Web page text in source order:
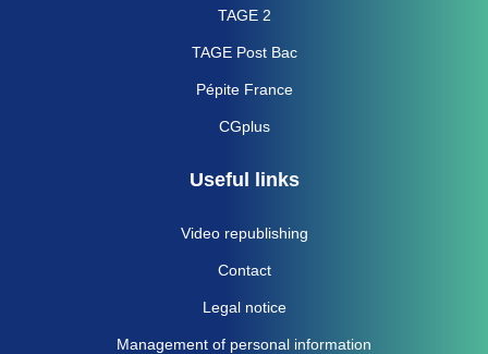
TAGE 2
TAGE Post Bac
Pépite France
CGplus
Useful links
Video republishing
Contact
Legal notice
Management of personal information